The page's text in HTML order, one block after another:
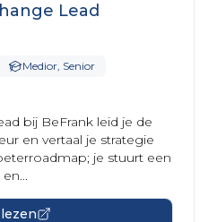
Lead
Medior, Senior
bij BeFrank leid je de
en vertaal je strategie
je stuurt een